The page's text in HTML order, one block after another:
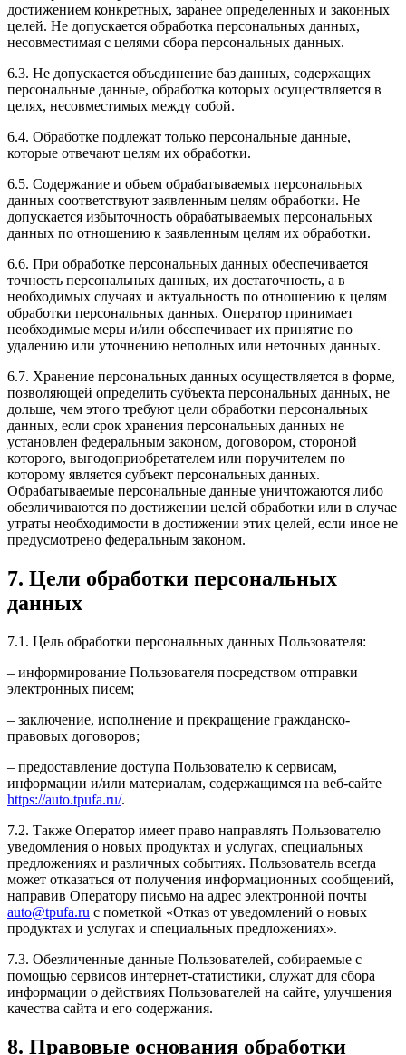
достижением конкретных, заранее определенных и законных
целей. Не допускается обработка персональных данных,
несовместимая с целями сбора персональных данных.
6.3. Не допускается объединение баз данных, содержащих
персональные данные, обработка которых осуществляется в
целях, несовместимых между собой.
6.4. Обработке подлежат только персональные данные,
которые отвечают целям их обработки.
6.5. Содержание и объем обрабатываемых персональных
данных соответствуют заявленным целям обработки. Не
допускается избыточность обрабатываемых персональных
данных по отношению к заявленным целям их обработки.
6.6. При обработке персональных данных обеспечивается
точность персональных данных, их достаточность, а в
необходимых случаях и актуальность по отношению к целям
обработки персональных данных. Оператор принимает
необходимые меры и/или обеспечивает их принятие по
удалению или уточнению неполных или неточных данных.
6.7. Хранение персональных данных осуществляется в форме,
позволяющей определить субъекта персональных данных, не
дольше, чем этого требуют цели обработки персональных
данных, если срок хранения персональных данных не
установлен федеральным законом, договором, стороной
которого, выгодоприобретателем или поручителем по
которому является субъект персональных данных.
Обрабатываемые персональные данные уничтожаются либо
обезличиваются по достижении целей обработки или в случае
утраты необходимости в достижении этих целей, если иное не
предусмотрено федеральным законом.
7. Цели обработки персональных
данных
7.1. Цель обработки персональных данных Пользователя:
– информирование Пользователя посредством отправки
электронных писем;
– заключение, исполнение и прекращение гражданско-
правовых договоров;
– предоставление доступа Пользователю к сервисам,
информации и/или материалам, содержащимся на веб-сайте
https://auto.tpufa.ru/.
7.2. Также Оператор имеет право направлять Пользователю
уведомления о новых продуктах и услугах, специальных
предложениях и различных событиях. Пользователь всегда
может отказаться от получения информационных сообщений,
направив Оператору письмо на адрес электронной почты
auto@tpufa.ru с пометкой «Отказ от уведомлений о новых
продуктах и услугах и специальных предложениях».
7.3. Обезличенные данные Пользователей, собираемые с
помощью сервисов интернет-статистики, служат для сбора
информации о действиях Пользователей на сайте, улучшения
качества сайта и его содержания.
8. Правовые основания обработки